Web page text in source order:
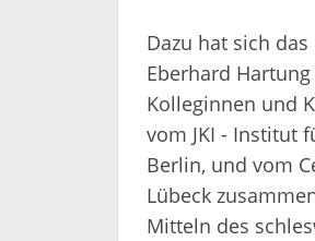
Dazu hat sich
Eberhard
Kolleginnen und
vom JKI - Institut
Berlin, und vom
Lübeck
Mitteln des